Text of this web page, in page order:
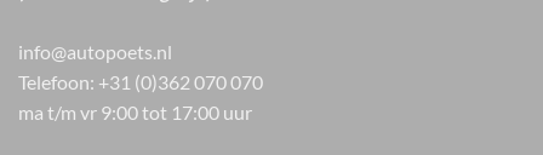
info@autopoets.nl
Telefoon: +31 (0)362 070 070
ma t/m vr 9:00 tot 17:00 uur